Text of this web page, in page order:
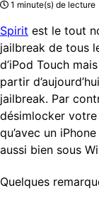
A propos
1 minute(s) de lecture
Spirit est le tout
jailbreak de tous
d’iPod Touch
partir
jailbreak. Par
désimlocker votre
qu’avec un
aussi bien sous
Quelques